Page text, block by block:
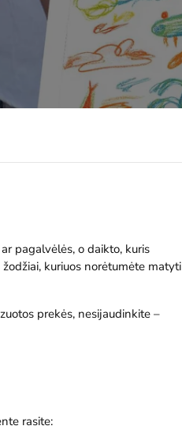
pagalvėlės, o daikto, kuris
kuriuos norėtumėte matyti
prekės, nesijaudinkite –
rasite: